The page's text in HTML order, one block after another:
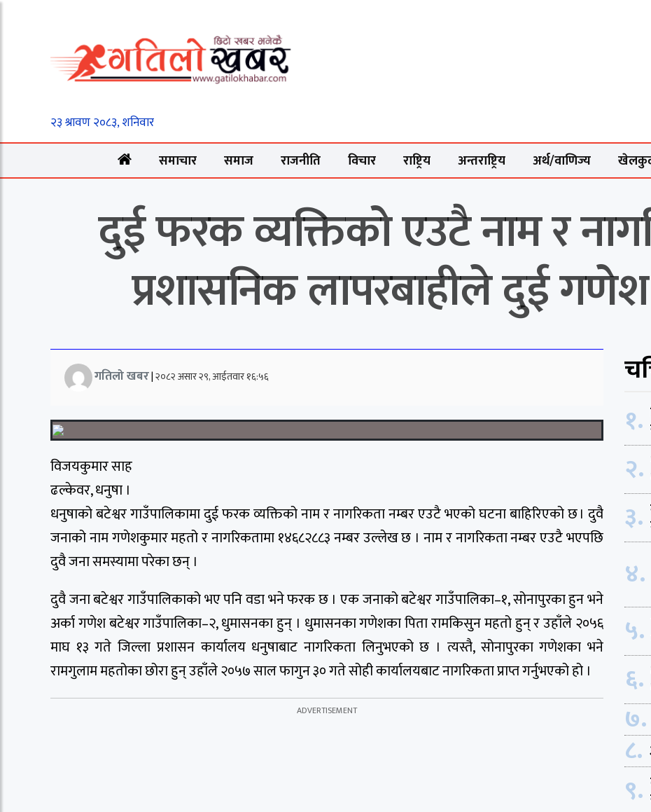
समाचार समाज राजनीति विचार राष्ट्रिय अन्तराष्ट्रिय अर्थ/वाणिज्य
दुई फरक व्यक्तिको एउटै नाम र
प्रशासनिक लापरबाहीले दुई
गतिलो खबर|२०८२ असार २९, आईतवार १६:५६
विजयकुमार साह
ढल्केवर, धनुषा ।
धनुषाको बटेश्वर गाउँपालिकामा दुई फरक व्यक्तिको नाम र नागरिकता नम्बर एउटै भएको घटना बाहिरिएको छ । दुवै
जनाको नाम गणेशकुमार महतो र नागरिकतामा १४६८२८८३ नम्बर उल्लेख छ । नाम र नागरिकता नम्बर एउटै भएपछि
दुवै जना समस्यामा परेका छन् ।
दुवै जना बटेश्वर गाउँपालिकाको भए पनि वडा भने फरक छ । एक जनाको बटेश्वर गाउँपालिका–१, सोनापुरका हुन भने
अर्का गणेश बटेश्वर गाउँपालिका–२, धुमासनका हुन् । धुमासनका गणेशका पिता रामकिसुन महतो हुन् र उहाँले २०५६
माघ १३ गते जिल्ला प्रशासन कार्यालय धनुषाबाट नागरिकता लिनुभएको छ । त्यस्तै, सोनापुरका गणेशका भने
रामगुलाम महतोका छोरा हुन् उहाँले २०५७ साल फागुन ३० गते सोही कार्यालयबाट नागरिकता प्राप्त गर्नुभएको हो ।
१.
२.
३.
४.
५.
६.
७.
८.
९.